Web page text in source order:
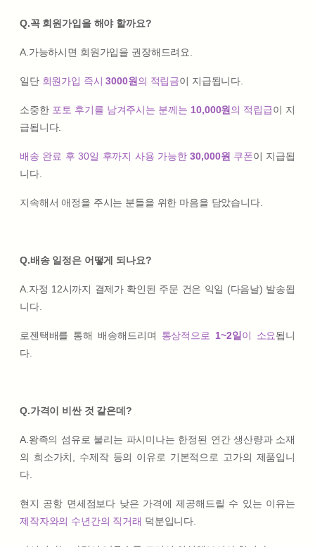
Q.꼭 회원가입을 해야 할까요?
A.가능하시면 회원가입을 권장해드려요.
일단 회원가입 즉시3000원 의 적립금이 지급됩니다.
소중한 포토 후기를 남겨주시는 분께는 10,000원 의 적립급이 지
급됩니다.
배송 완료 후 30일 후까지 사용 가능한30,000원 쿠폰이 지급됩
니다.
지속해서 애정을 주시는 분들을 위한 마음을 담았습니다.
Q.배송 일정은 어떻게 되나요?
A.자정 12시까지 결제가 확인된 주문 건은 익일 (다음날) 발송됩
니다.
로젠택배를 통해 배송해드리며 통상적으로 1~2일 이 소요됩니
다.
Q.가격이 비싼 것 같은데?
A.왕족의 섬유로 불리는 파시미나는 한정된 연간 생산량과 소재
의 희소가치, 수제작 등의 이유로 기본적으로 고가의 제품입니
다.
현지 공항 면세점보다 낮은 가격에 제공해드릴 수 있는 이유는
제작자와의 수년간의 직거래 덕분입니다.